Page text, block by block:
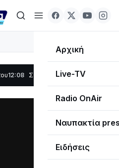
Αρχική
Live-TV
Radio OnAir
Ναυπακτία
Ειδήσεις
Σε τροχιά υλοποίησης η Παράκαμψη